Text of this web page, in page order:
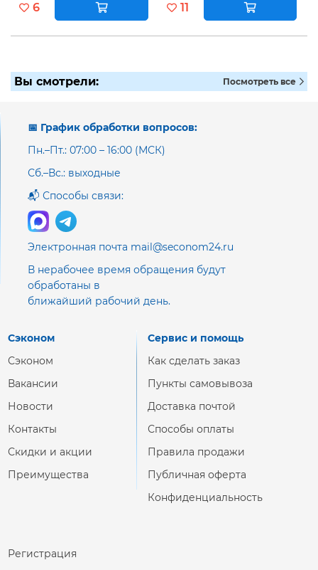
6 11
Вы смотрели: Посмотреть все
📅 График обработки вопросов:
Пн.–Пт.: 07:00 – 16:00 (МСК)
Сб.–Вс.: выходные
📬 Способы связи:
Электронная почта mail@seconom24.ru
В нерабочее время обращения будут
обработаны в
ближайший рабочий день.
Сэконом
Сэконом
Вакансии
Новости
Контакты
Скидки и акции
Преимущества
Сервис и помощь
Как сделать заказ
Пункты самовывоза
Доставка почтой
Способы оплаты
Правила продажи
Публичная оферта
Конфиденциальность
Регистрация